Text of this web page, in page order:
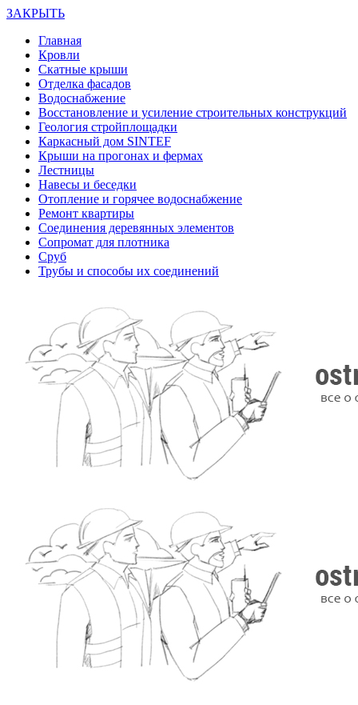
ЗАКРЫТЬ
Главная
Кровли
Скатные крыши
Отделка фасадов
Водоснабжение
Восстановление и усиление строительных конструкций
Геология стройплощадки
Каркасный дом SINTEF
Крыши на прогонах и фермах
Лестницы
Навесы и беседки
Отопление и горячее водоснабжение
Ремонт квартиры
Соединения деревянных элементов
Сопромат для плотника
Сруб
Трубы и способы их соединений